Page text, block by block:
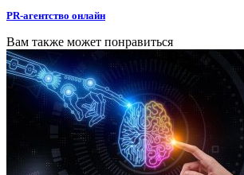
PR-агентство онлайн
Вам также может понравиться